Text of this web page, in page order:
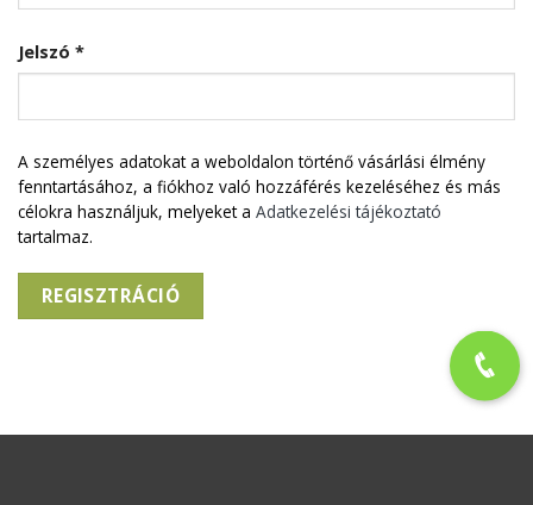
Jelszó *Kötelező
A személyes adatokat a weboldalon történő vásárlási élmény
fenntartásához, a fiókhoz való hozzáférés kezeléséhez és más
célokra használjuk, melyeket a Adatkezelési tájékoztató
tartalmaz.
REGISZTRÁCIÓ